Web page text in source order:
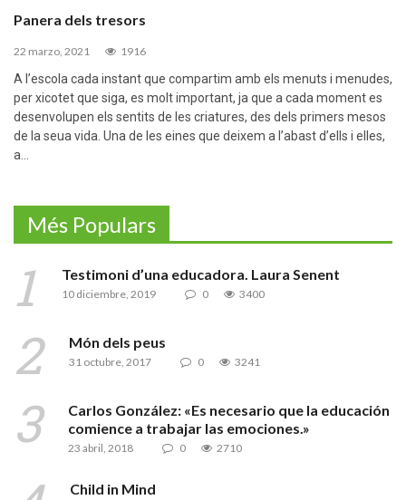
Panera dels tresors
22 marzo, 2021 1916
A l’escola cada instant que compartim amb els menuts i menudes,
per xicotet que siga, es molt important, ja que a cada moment es
desenvolupen els sentits de les criatures, des dels primers mesos
de la seua vida. Una de les eines que deixem a l’abast d’ells i elles,
a…
Més Populars
Testimoni d’una educadora. Laura Senent
10 diciembre, 2019 0 3400
Món dels peus
31 octubre, 2017 0 3241
Carlos González: «Es necesario que la educación
comience a trabajar las emociones.»
23 abril, 2018 0 2710
Child in Mind